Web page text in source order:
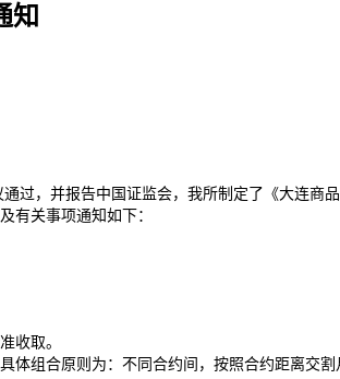
知
，并报告中国证监会，我所制定了《大连商
有关事项通知如下：
收取。
合原则为：不同合约间，按照合约距离交